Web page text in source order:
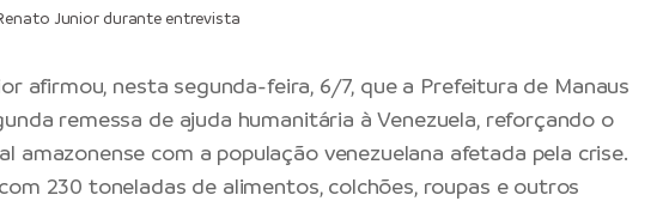
Junior durante entrevista
afirmou, nesta segunda-feira, 6/7, que a Prefeitura de Manaus
remessa de ajuda humanitária à Venezuela, reforçando o
amazonense com a população venezuelana afetada pela crise.
230 toneladas de alimentos, colchões, roupas e outros